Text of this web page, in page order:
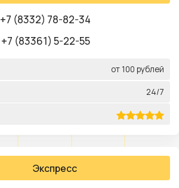
+7 (8332) 78-82-34
+7 (83361) 5-22-55
от 100 рублей
24/7
Экспресс